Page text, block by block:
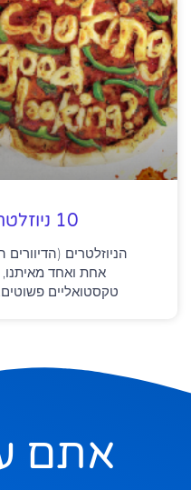
10 ניוזלטרים מקסימים!
הניוזלטרים
אחת ואחד
טקסטואליים
אתם